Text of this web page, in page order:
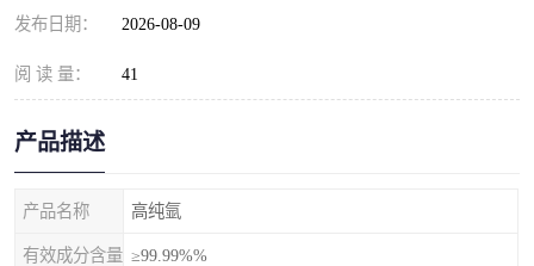
发布日期： 2026-08-09
阅 读 量： 41
产品描述
产品名称 高纯氩
有效成分含量 ≥99.99%%